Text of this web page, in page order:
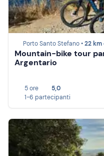
Porto Santo Stefano •22 km
Mountain-bike tour
Argentario
5 ore
5,0
1-6 partecipanti